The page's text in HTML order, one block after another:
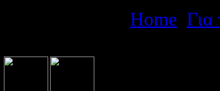
Home Για